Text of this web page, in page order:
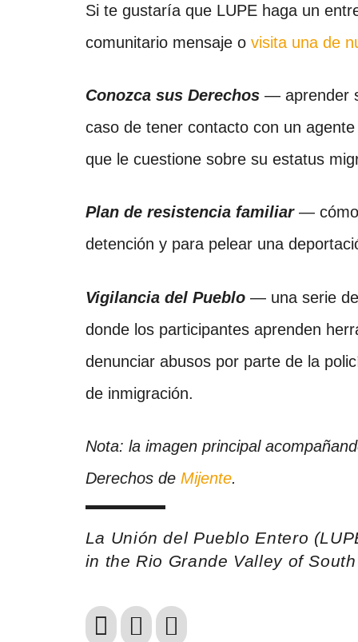
Si te gustaría que LUPE haga un
comunitario mensaje o visita una de
Conozca sus Derechos — aprender
caso de tener contacto con un
que le cuestione sobre su estatus
Plan de resistencia familiar— cómo
detención y para pelear una
Vigilancia del Pueblo— una serie de
donde los participantes aprenden
denunciar abusos por parte de la
de inmigración.
Nota: la imagen principal
Derechos de Mijente.
La Unión del Pueblo Entero
in the Rio Grande Valley of